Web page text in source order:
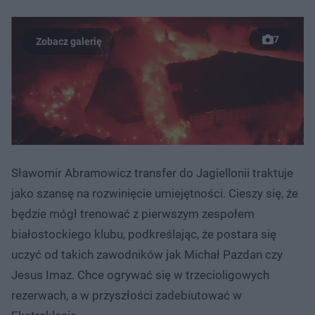
7
Sławomir Abramowicz transfer do Jagiellonii traktuje
jako szansę na rozwinięcie umiejętności. Cieszy się, że
będzie mógł trenować z pierwszym zespołem
białostockiego klubu, podkreślając, że postara się
uczyć od takich zawodników jak Michał Pazdan czy
Jesus Imaz. Chce ogrywać się w trzecioligowych
rezerwach, a w przyszłości zadebiutować w